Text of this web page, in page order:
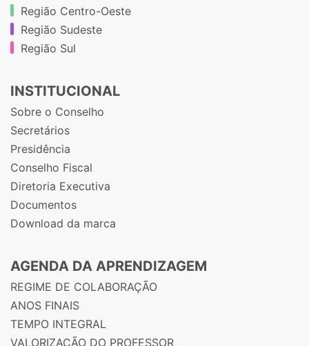
Região Centro-Oeste
Região Sudeste
Região Sul
INSTITUCIONAL
Sobre o Conselho
Secretários
Presidência
Conselho Fiscal
Diretoria Executiva
Documentos
Download da marca
AGENDA DA APRENDIZAGEM
REGIME DE COLABORAÇÃO
ANOS FINAIS
TEMPO INTEGRAL
VALORIZAÇÃO DO PROFESSOR